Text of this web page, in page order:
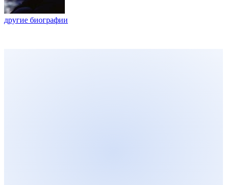
другие биографии